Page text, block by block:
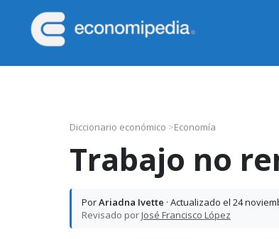
Saltar
Saltar
al
contenido
Saltar
Saltar
al
pie
Diccionario económico >Economía
Trabajo no
PorAriadna Ivette · Actualizado el 24
Revisado porJosé Francisco López